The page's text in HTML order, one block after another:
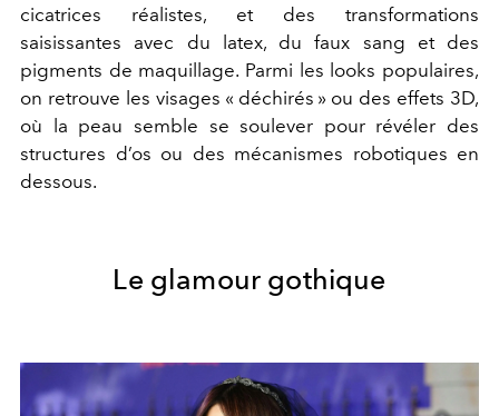
cicatrices réalistes, et des transformations
saisissantes avec du latex, du faux sang et des
pigments de maquillage. Parmi les looks populaires,
on retrouve les visages « déchirés » ou des effets 3D,
où la peau semble se soulever pour révéler des
structures d’os ou des mécanismes robotiques en
dessous.
Le glamour gothique